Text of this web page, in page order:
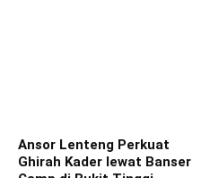
Ansor Lenteng Perkuat
Ghirah Kader lewat Banser